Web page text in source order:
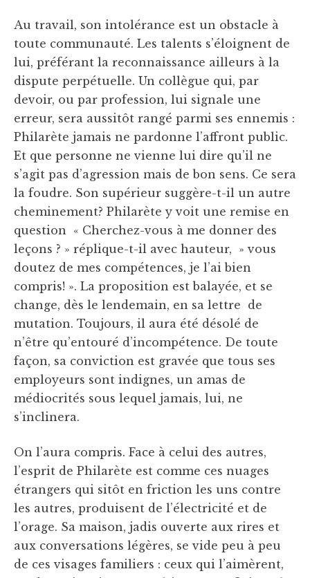
Au travail, son intolérance est un obstacle à
toute communauté. Les talents s’éloignent de
lui, préférant la reconnaissance ailleurs à la
dispute perpétuelle. Un collègue qui, par
devoir, ou par profession, lui signale une
erreur, sera aussitôt rangé parmi ses ennemis :
Philarète jamais ne pardonne l’affront public.
Et que personne ne vienne lui dire qu’il ne
s’agit pas d’agression mais de bon sens. Ce sera
la foudre. Son supérieur suggère-t-il un autre
cheminement? Philarète y voit une remise en
question « Cherchez-vous à me donner des
leçons ? » réplique-t-il avec hauteur, » vous
doutez de mes compétences, je l’ai bien
compris! ». La proposition est balayée, et se
change, dès le lendemain, en sa lettre de
mutation. Toujours, il aura été désolé de
n’être qu’entouré d’incompétence. De toute
façon, sa conviction est gravée que tous ses
employeurs sont indignes, un amas de
médiocrités sous lequel jamais, lui, ne
s’inclinera.
On l’aura compris. Face à celui des autres,
l’esprit de Philarète est comme ces nuages
étrangers qui sitôt en friction les uns contre
les autres, produisent de l’électricité et de
l’orage. Sa maison, jadis ouverte aux rires et
aux conversations légères, se vide peu à peu
de ces visages familiers : ceux qui l’aimèrent,